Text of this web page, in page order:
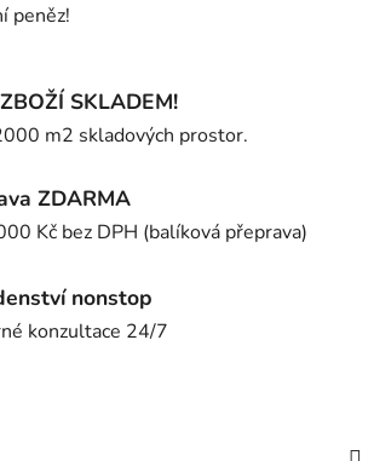
peněz!
SKLADEM!
m2 skladových prostor.
ZDARMA
Kč bez DPH (balíková přeprava)
nonstop
konzultace 24/7